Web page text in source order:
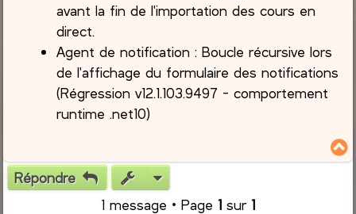
avant la fin de l'importation des cours en
direct.
Agent de notification : Boucle récursive lors
de l'affichage du formulaire des notifications
(Régression v12.1.103.9497 - comportement
runtime .net10)
Répondre
1 message • Page 1 sur 1